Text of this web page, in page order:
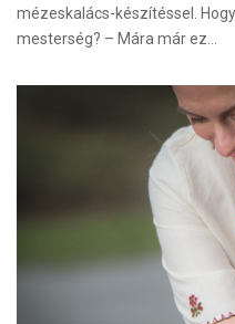
mézeskalács-készítéssel.
mesterség? – Mára már ez…